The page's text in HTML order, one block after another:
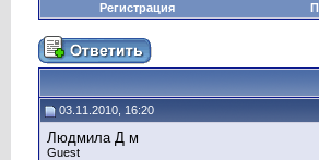
Регистрация
03.11.2010, 16:20
Людмила Д м
Guest